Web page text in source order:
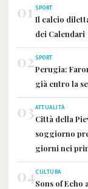
01 SPORT
Il calcio
dei Calendari
02SPORT
Perugia:
già entro la
03ATTUALITÀ
Città della
soggiorno
giorni nei
04CULTURA
Sons of Echo